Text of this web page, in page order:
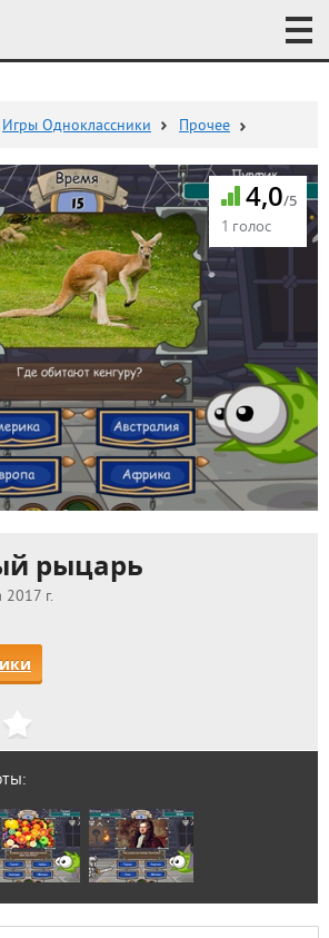
Игры Одноклассники
Прочее
4,0/5
1 голос
рыцарь
2017 г.